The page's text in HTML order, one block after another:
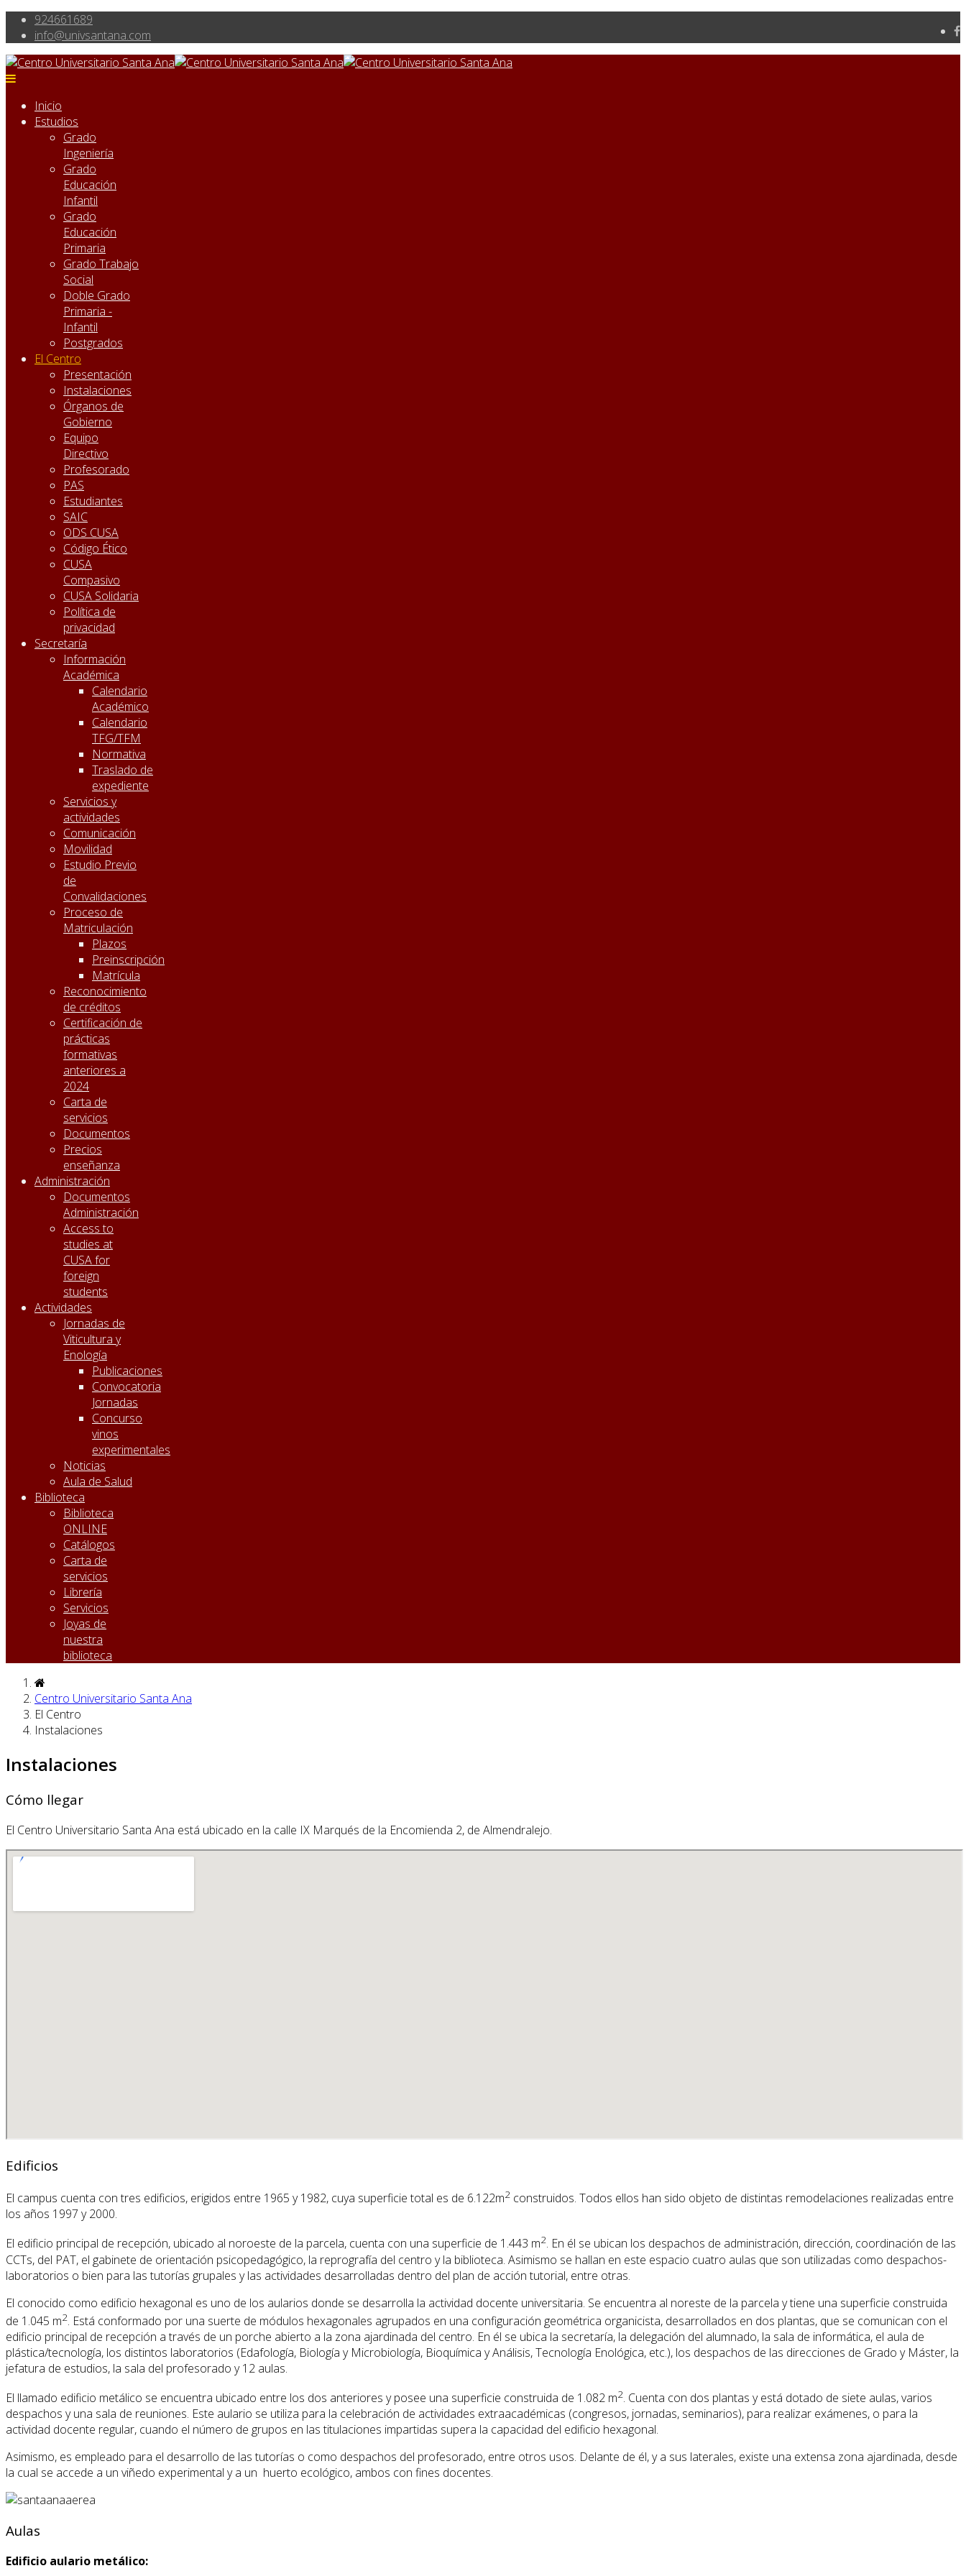
924661689
info@univsantana.com
Inicio
Estudios
Grado
Ingeniería
Grado
Educación
Infantil
Grado
Educación
Primaria
Grado Trabajo
Social
Doble Grado
Primaria -
Infantil
Postgrados
El Centro
Presentación
Instalaciones
Órganos de
Gobierno
Equipo
Directivo
Profesorado
PAS
Estudiantes
SAIC
ODS CUSA
Código Ético
CUSA
Compasivo
CUSA Solidaria
Política de
privacidad
Secretaría
Información
Académica
Calendario
Académico
Calendario
TFG/TFM
Normativa
Traslado de
expediente
Servicios y
actividades
Comunicación
Movilidad
Estudio Previo
de
Convalidaciones
Proceso de
Matriculación
Plazos
Preinscripción
Matrícula
Reconocimiento
de créditos
Certificación de
prácticas
formativas
anteriores a
2024
Carta de
servicios
Documentos
Precios
enseñanza
Administración
Documentos
Administración
Access to
studies at
CUSA for
foreign
students
Actividades
Jornadas de
Viticultura y
Enología
Publicaciones
Convocatoria
Jornadas
Concurso
vinos
experimentales
Noticias
Aula de Salud
Biblioteca
Biblioteca
ONLINE
Catálogos
Carta de
servicios
Librería
Servicios
Joyas de
nuestra
biblioteca
Centro Universitario Santa Ana
El Centro
Instalaciones
Instalaciones
Cómo llegar
El Centro Universitario Santa Ana está ubicado en la calle IX Marqués de la Encomienda 2, de Almendralejo.
Edificios
El campus cuenta con tres edificios, erigidos entre 1965 y 1982, cuya superficie total es de 6.122m2 construidos. Todos ellos han sido objeto de distintas remodelaciones realizadas entre
los años 1997 y 2000.
El edificio principal de recepción, ubicado al noroeste de la parcela, cuenta con una superficie de 1.443 m2. En él se ubican los despachos de administración, dirección, coordinación de las
CCTs, del PAT, el gabinete de orientación psicopedagógico, la reprografía del centro y la biblioteca. Asimismo se hallan en este espacio cuatro aulas que son utilizadas como despachos-
laboratorios o bien para las tutorías grupales y las actividades desarrolladas dentro del plan de acción tutorial, entre otras.
El conocido como edificio hexagonal es uno de los aularios donde se desarrolla la actividad docente universitaria. Se encuentra al noreste de la parcela y tiene una superficie construida
de 1.045 m2. Está conformado por una suerte de módulos hexagonales agrupados en una configuración geométrica organicista, desarrollados en dos plantas, que se comunican con el
edificio principal de recepción a través de un porche abierto a la zona ajardinada del centro. En él se ubica la secretaría, la delegación del alumnado, la sala de informática, el aula de
plástica/tecnología, los distintos laboratorios (Edafología, Biología y Microbiología, Bioquímica y Análisis, Tecnología Enológica, etc.), los despachos de las direcciones de Grado y Máster, la
jefatura de estudios, la sala del profesorado y 12 aulas.
El llamado edificio metálico se encuentra ubicado entre los dos anteriores y posee una superficie construida de 1.082 m2. Cuenta con dos plantas y está dotado de siete aulas, varios
despachos y una sala de reuniones. Este aulario se utiliza para la celebración de actividades extraacadémicas (congresos, jornadas, seminarios), para realizar exámenes, o para la
actividad docente regular, cuando el número de grupos en las titulaciones impartidas supera la capacidad del edificio hexagonal.
Asimismo, es empleado para el desarrollo de las tutorías o como despachos del profesorado, entre otros usos. Delante de él, y a sus laterales, existe una extensa zona ajardinada, desde
la cual se accede a un viñedo experimental y a un huerto ecológico, ambos con fines docentes.
Aulas
Edificio aulario metálico: